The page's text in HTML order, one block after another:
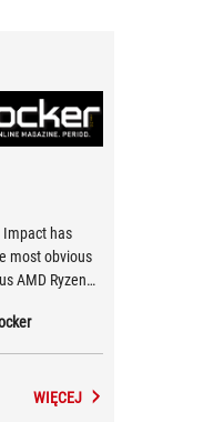
Impact has
most obvious
AMD Ryzen
WIĘCEJ